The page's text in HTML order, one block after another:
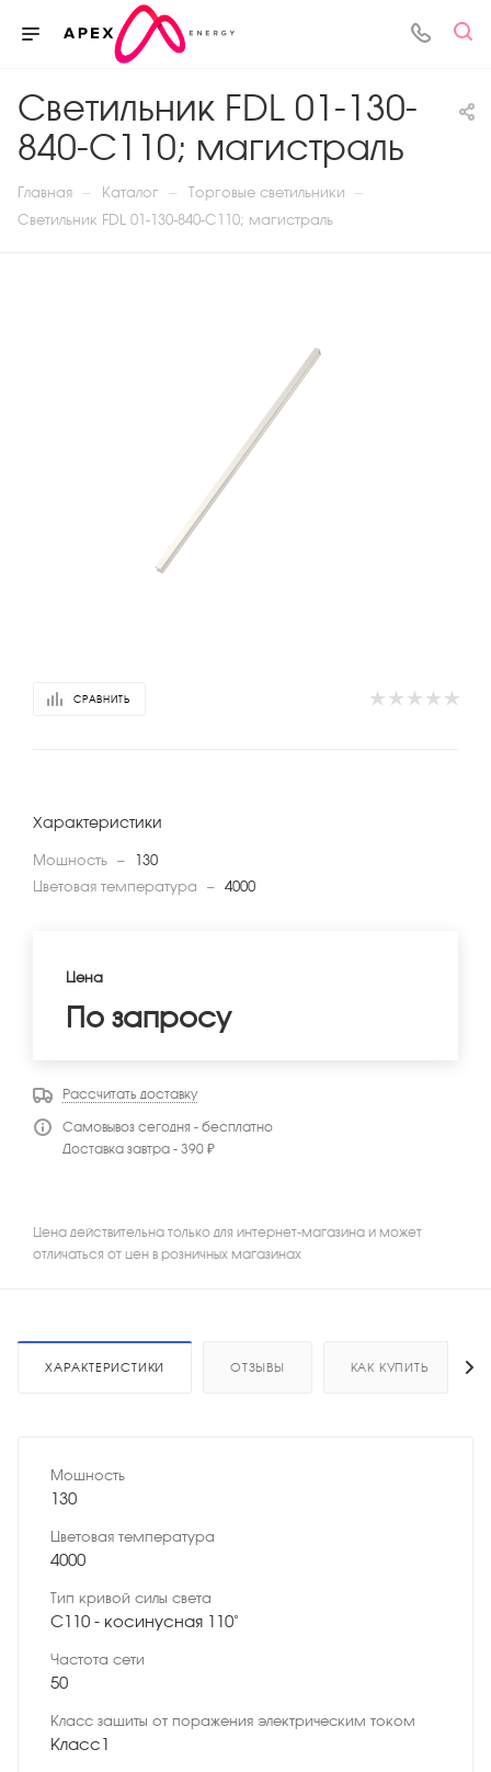
Светильник FDL 01-130-
840-С110; магистраль
Главная — Каталог — Торговые светильники —
Светильник FDL 01-130-840-С110; магистраль
СРАВНИТЬ
Характеристики
Мощность —
130
Цветовая температура
— 4000
Цена
По запросу
Рассчитать доставку
Самовывоз сегодня - бесплатно
Доставка завтра - 390 ₽
Цена действительна только для интернет-магазина и может
отличаться от цен в розничных магазинах
ХАРАКТЕРИСТИКИ ОТЗЫВЫ КАК КУПИТЬ
Мощность
130
Цветовая температура
4000
Тип кривой силы света
C110 - косинусная 110˚
Частота сети
50
Класс защиты от поражения электрическим током
Класс1